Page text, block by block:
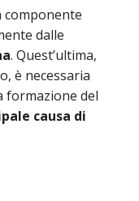
componente
dalle
. Quest’ultima,
è necessaria
formazione del
causa di